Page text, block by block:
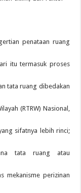
penataan ruang
itu termasuk proses
tata ruang dibedakan
(RTRW) Nasional,
sifatnya lebih rinci;
tata ruang atau
mekanisme perizinan